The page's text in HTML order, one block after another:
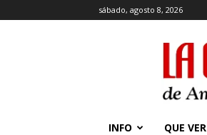
sábado, agosto 8, 2026
INFO QUE VER